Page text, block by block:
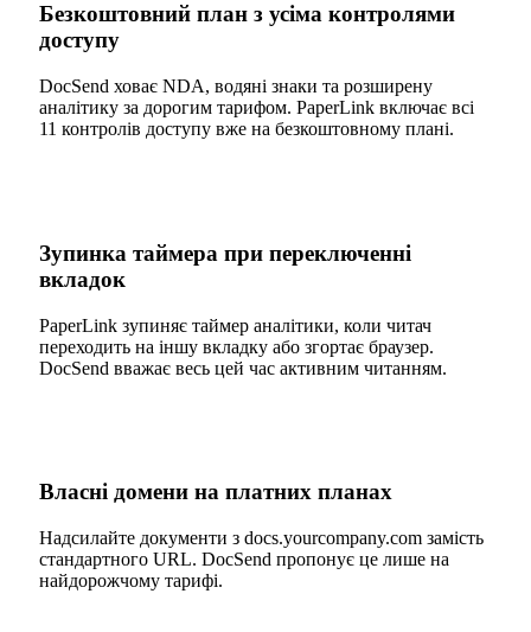
Безкоштовний план з усіма контролями
доступу
DocSend ховає NDA, водяні знаки та розширену
аналітику за дорогим тарифом. PaperLink включає всі
11 контролів доступу вже на безкоштовному плані.
Зупинка таймера при переключенні
вкладок
PaperLink зупиняє таймер аналітики, коли читач
переходить на іншу вкладку або згортає браузер.
DocSend вважає весь цей час активним читанням.
Власні домени на платних планах
Надсилайте документи з docs.yourcompany.com замість
стандартного URL. DocSend пропонує це лише на
найдорожчому тарифі.